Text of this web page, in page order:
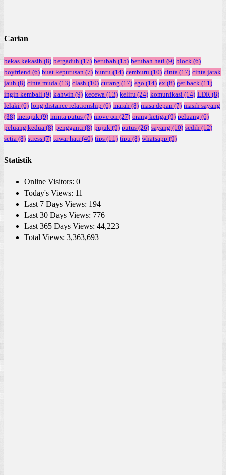
Carian
bekas kekasih (8) bergaduh (17) berubah (15) berubah hati (9) block (6)
boyfriend (6) buat keputusan (7) buntu (14) cemburu (10) cinta (17) cinta jarak
jauh (8) cinta muda (13) clash (10) curang (17) ego (14) ex (8) get back (11)
ingin kembali (9) kahwin (9) kecewa (13) keliru (24) komunikasi (14) LDR (8)
lelaki (6) long distance relationship (6) marah (8) masa depan (7) masih sayang
(38) merajuk (9) minta putus (7) move on (27) orang ketiga (9) peluang (6)
peluang kedua (8) pengganti (8) pujuk (9) putus (26) sayang (10) sedih (12)
setia (8) stress (7) tawar hati (40) tips (11) tipu (8) whatsapp (9)
Statistik
Online Visitors: 0
Today's Views: 11
Last 7 Days Views: 194
Last 30 Days Views: 776
Last 365 Days Views: 44,223
Total Views: 3,363,693